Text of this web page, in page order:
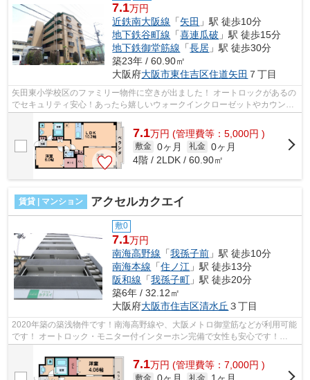
7.1万円
近鉄南大阪線 「矢田 」駅 徒歩10分
地下鉄谷町線 「喜連瓜破 」駅 徒歩15分
地下鉄御堂筋線 「長居 」駅 徒歩30分
築23年 / 60.90㎡
大阪府大阪市東住吉区住道矢田 ７丁目
矢田東小学校区のファミリー物件に空きが出ました！ オートロックがあるの
でセキュリティ安心！あったら嬉しいウォークインクローゼットやカウンタ
7.1万円 (管理費等：5,000円 )
敷金 0ヶ月 礼金 0ヶ月
4階 / 2LDK / 60.90㎡
賃貸 | マンション アクセルカクエイ
敷0
7.1万円
南海高野線 「我孫子前 」駅 徒歩10分
南海本線 「住ノ江 」駅 徒歩13分
阪和線 「我孫子町 」駅 徒歩20分
築6年 / 32.12㎡
大阪府大阪市住吉区清水丘 ３丁目
2020年築の築浅物件です！南海高野線や、大阪メトロ御堂筋などが利用可能
です！ オートロック・モニター付インターホン完備で女性も安心です！
■□■□■□■□■□■□■□■□■□■□■□■□■□■□■□■□■□■...
7.1万円 (管理費等：7,000円 )
敷金 礼金